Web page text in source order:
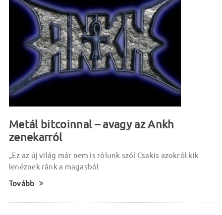
Metál bitcoinnal – avagy az Ankh
zenekarról
„Ez az új világ már nem is rólunk szól Csakis azokról kik
lenéznek ránk a magasból
Tovább